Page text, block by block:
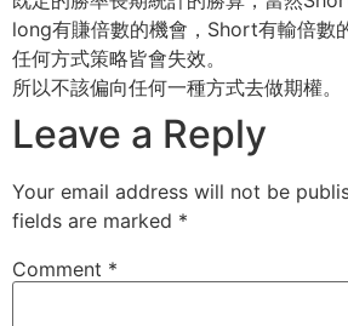
long有賺倍數的機會，Short有輸倍數
任何方式策略皆會失效。
所以不該偏向任何一種方式去做期權。
Leave a Reply
Your email address will not be
fields are marked *
Comment *